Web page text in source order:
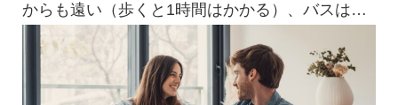
からも遠い（歩くと1時間はかかる）、バスは出
てるけど本数少なめ。 目